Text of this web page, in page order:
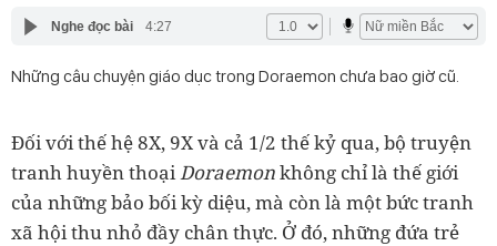
Nghe đọc bài 4:27
Những câu chuyện giáo dục trong Doraemon chưa bao giờ cũ.
Đối với thế hệ 8X, 9X và cả 1/2 thế kỷ qua, bộ truyện
tranh huyền thoạiDoraemonkhông chỉ là thế giới
của những bảo bối kỳ diệu, mà còn là một bức tranh
xã hội thu nhỏ đầy chân thực. Ở đó, những đứa trẻ